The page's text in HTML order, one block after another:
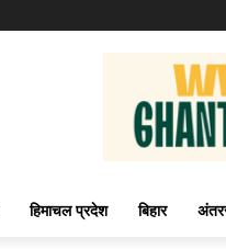
हिमाचल प्रदेश बिहार